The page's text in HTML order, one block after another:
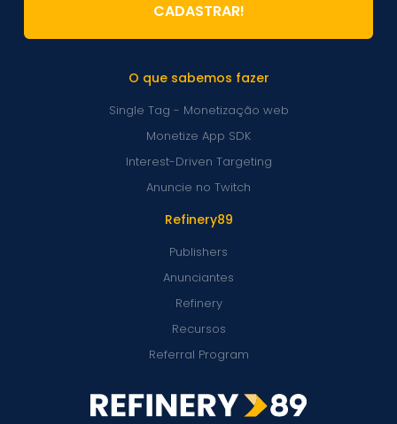
Refinery89
Publishers
Anunciantes
Refinery
Recursos
Referral Program
O que sabemos fazer
Single Tag - Monetização web
Monetize App SDK
Interest-Driven Targeting
Anuncie no Twitch
CADASTRAR!